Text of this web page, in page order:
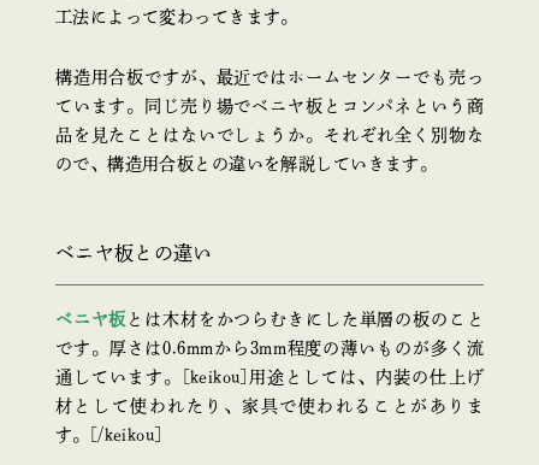
工法によって変わってきます。
構造用合板ですが、最近ではホームセンターでも売っ
ています。同じ売り場でベニヤ板とコンパネという商
品を見たことはないでしょうか。それぞれ全く別物な
ので、構造用合板との違いを解説していきます。
ベニヤ板との違い
ベニヤ板 とは木材をかつらむきにした単層の板のこと
です。厚さは0.6mmから3mm程度の薄いものが多く流
通しています。[keikou]用途としては、内装の仕上げ
材として使われたり、家具で使われることがありま
す。[/keikou]